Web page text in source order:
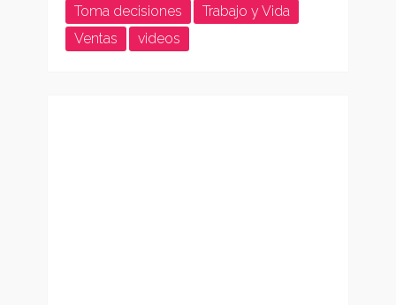
Toma decisiones
Trabajo y Vida
Ventas
videos